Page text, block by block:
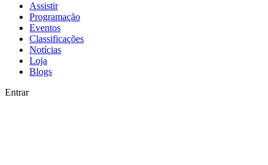
Assistir
Programação
Eventos
Classificações
Notícias
Loja
Blogs
Entrar